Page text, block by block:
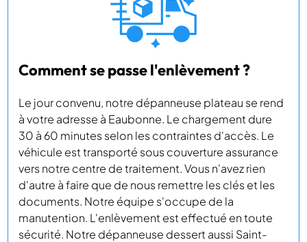
Comment se passe l'enlèvement ?
Le jour convenu, notre dépanneuse plateau se rend
à votre adresse à Eaubonne. Le chargement dure
30 à 60 minutes selon les contraintes d'accès. Le
véhicule est transporté sous couverture assurance
vers notre centre de traitement. Vous n'avez rien
d'autre à faire que de nous remettre les clés et les
documents. Notre équipe s'occupe de la
manutention. L'enlèvement est effectué en toute
sécurité. Notre dépanneuse dessert aussi Saint-